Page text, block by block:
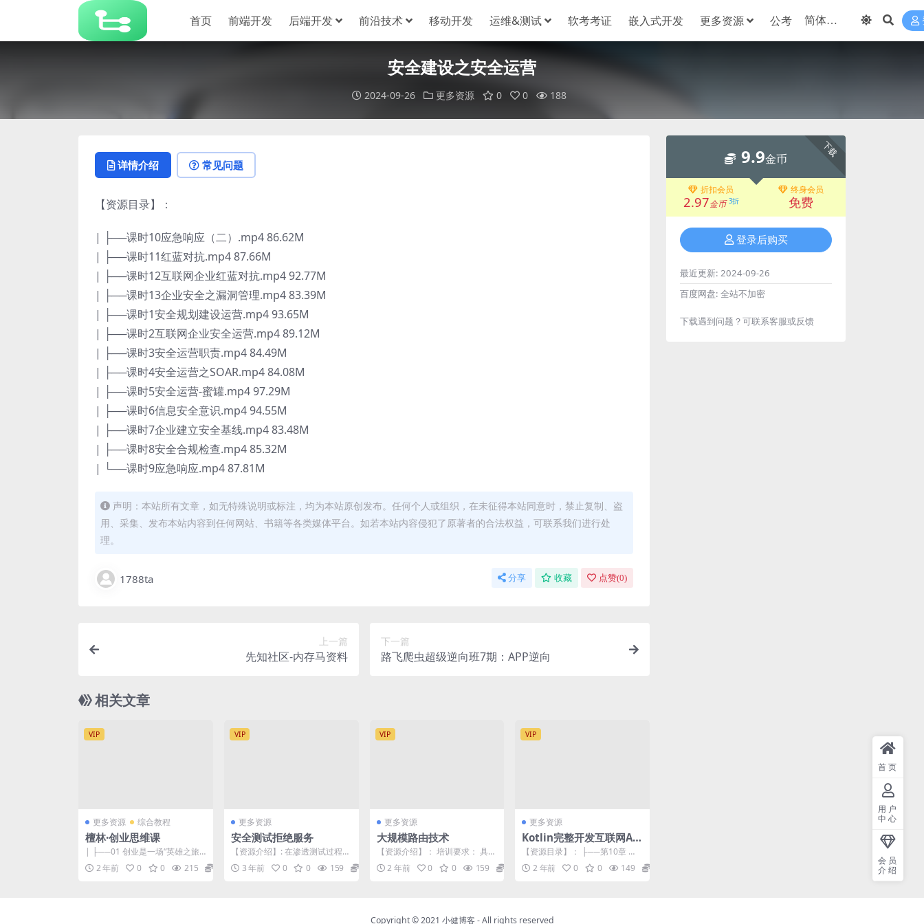
首页 前端开发 后端开发 前沿技术 移动开发 运维&测试 软考考证 嵌入式开发 更多资源 公考
安全建设之安全运营
2024-09-26 更多资源 0 0 188
详情介绍 常见问题
【资源目录】：
| ├──课时10应急响应（二）.mp4 86.62M
| ├──课时11红蓝对抗.mp4 87.66M
| ├──课时12互联网企业红蓝对抗.mp4 92.77M
| ├──课时13企业安全之漏洞管理.mp4 83.39M
| ├──课时1安全规划建设运营.mp4 93.65M
| ├──课时2互联网企业安全运营.mp4 89.12M
| ├──课时3安全运营职责.mp4 84.49M
| ├──课时4安全运营之SOAR.mp4 84.08M
| ├──课时5安全运营-蜜罐.mp4 97.29M
| ├──课时6信息安全意识.mp4 94.55M
| ├──课时7企业建立安全基线.mp4 83.48M
| ├──课时8安全合规检查.mp4 85.32M
| └──课时9应急响应.mp4 87.81M
声明：本站所有文章，如无特殊说明或标注，均为本站原创发布。任何个人或组织，在未征得本站同意时，禁止复制、盗
用、采集、发布本站内容到任何网站、书籍等各类媒体平台。如若本站内容侵犯了原著者的合法权益，可联系我们进行处
理。
1788ta 分享 收藏 点赞(0)
上一篇
先知社区-内存马资料
下一篇
路飞爬虫超级逆向班7期：APP逆向
相关文章
VIP
更多资源 综合教程
檀林·创业思维课
| ├──01 创业是一场“英雄之旅”.
mp3 17.25M | ├──01 创...
2 年前 0 0 215
VIP
更多资源
安全测试拒绝服务
【资源介绍】: 在渗透测试过程
中，通常情况下大部分公司在渗
透测试的服务条款并不包...
3 年前 0 0 159
VIP
更多资源
大规模路由技术
【资源介绍】： 培训要求： 具有
网络初级水平网络从业技术人
员。 掌握高性能园区网...
2 年前 0 0 159
VIP
更多资源
Kotlin完整开发互联网Ap
p项目实战视频教程
【资源目录】： ├──第10章 实
现导航功能 | ├──10-1 百度地
图的集成...
2 年前 0 0 149
下载
9.9金币
折扣会员
2.97金币 3折
终身会员
免费
登录后购买
最近更新: 2024-09-26
百度网盘: 全站不加密
下载遇到问题？可联系客服或反馈
Copyright © 2021 小健博客 - All rights reserved
首页
用户
中心
会员
介绍